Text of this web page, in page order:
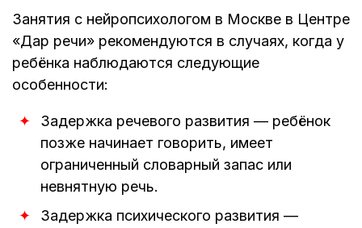
Занятия с нейропсихологом в Москве в Центре
«Дар речи» рекомендуются в случаях, когда у
ребёнка наблюдаются следующие
особенности:
Задержка речевого развития — ребёнок
позже начинает говорить, имеет
ограниченный словарный запас или
невнятную речь.
Задержка психического развития —